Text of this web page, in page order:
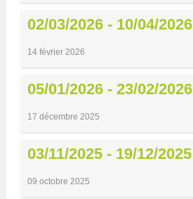
02/03/2026 - 10/04/2026
14 février 2026
05/01/2026 - 23/02/2026
17 décembre 2025
03/11/2025 - 19/12/2025
09 octobre 2025